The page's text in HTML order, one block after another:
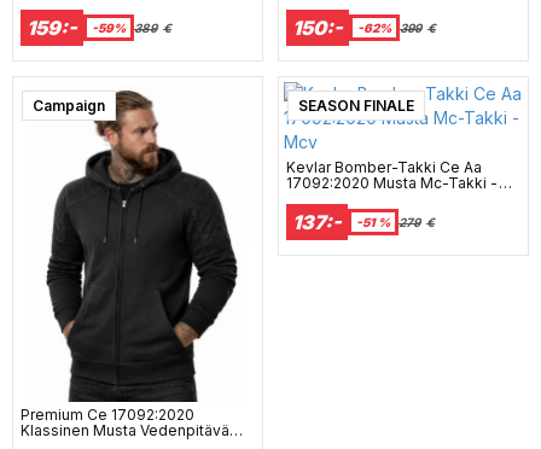
159:- -59% 389 € 150:- -62% 399 €
Campaign
Premium Ce 17092:2020
Klassinen Musta Vedenpitävä
SEASON FINALE
Kevlar Bomber-Takki Ce Aa
17092:2020 Musta Mc-Takki -
137:- -51 % 279 €